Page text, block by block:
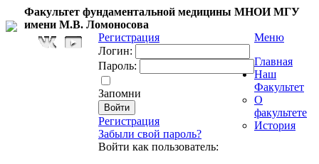
Факультет фундаментальной медицины МНОИ МГУ
имени М.В. Ломоносова
Регистрация
Логин:
Пароль:
Запомни
Регистрация
Забыли свой пароль?
Войти как пользователь:
Меню
Главная
Наш
Факультет
О
факультете
История